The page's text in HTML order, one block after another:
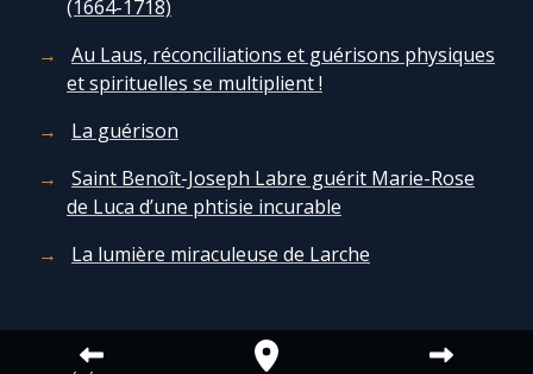
(1664-1718)
Au Laus, réconciliations et guérisons physiques
et spirituelles se multiplient !
La guérison
Saint Benoît-Joseph Labre guérit Marie-Rose
de Luca d’une phtisie incurable
La lumière miraculeuse de Larche